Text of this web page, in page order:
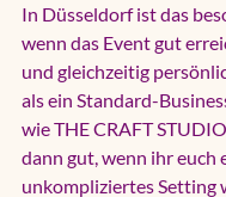
In Düsseldorf ist das
wenn das Event gut
und gleichzeitig
als ein Standard-
wie THE CRAFT
dann gut, wenn ihr euch
unkompliziertes Setting